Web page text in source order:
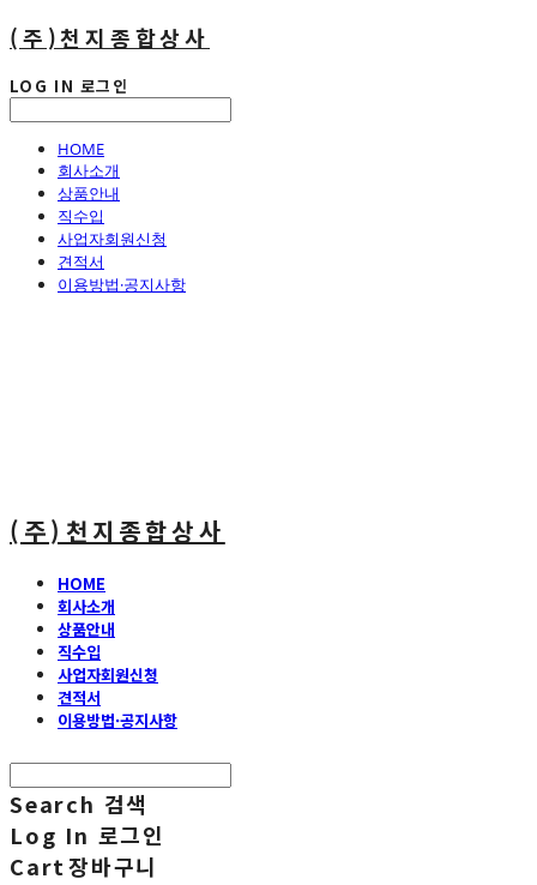
(주)천지종합상사
LOG IN 로그인
HOME
회사소개
상품안내
직수입
사업자회원신청
견적서
이용방법·공지사항
(주)천지종합상사
HOME
회사소개
상품안내
직수입
사업자회원신청
견적서
이용방법·공지사항
Search 검색
Log In 로그인
Cart장바구니